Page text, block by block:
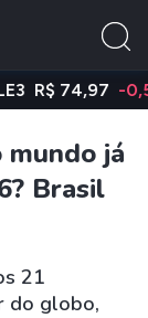
74,97 -0,58%
mundo já
Brasil
21
do globo,